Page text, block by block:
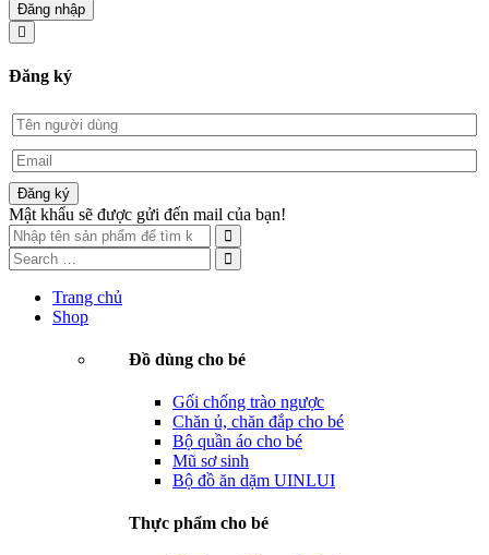
Đăng nhập
Đăng ký
Đăng ký
Mật khẩu sẽ được gửi đến mail của bạn!
Trang chủ
Shop
Đồ dùng cho bé
Gối chống trào ngược
Chăn ủ, chăn đắp cho bé
Bộ quần áo cho bé
Mũ sơ sinh
Bộ đồ ăn dặm UINLUI
Thực phẩm cho bé